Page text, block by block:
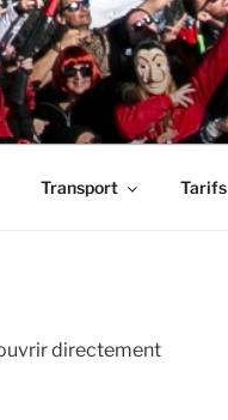
Transport Tarifs
directement